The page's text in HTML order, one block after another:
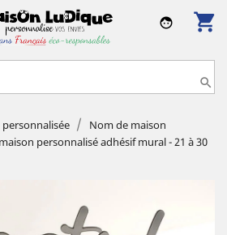
shopping_cart
face

Nom de maison
personnalisé adhésif mural - 21 à 30